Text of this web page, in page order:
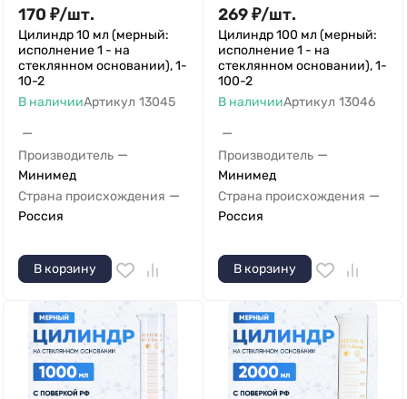
170 ₽/шт.
Цилиндр 10 мл (мерный:
исполнение 1 - на
стеклянном основании), 1-
10-2
В наличииАртикул 13045
—
Производитель —
Минимед
Страна происхождения —
Россия
В корзину
269₽/шт.
Цилиндр 100 мл (мерный:
исполнение 1 - на
стеклянном основании), 1-
100-2
В наличииАртикул 13046
—
Производитель —
Минимед
Страна происхождения —
Россия
В корзину